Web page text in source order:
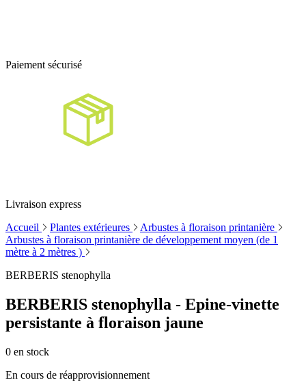
Paiement sécurisé
Livraison express
Accueil
Plantes extérieures
Arbustes à floraison printanière
Arbustes à floraison printanière de développement moyen (de 1
mètre à 2 mètres )
BERBERIS stenophylla
BERBERIS stenophylla - Epine-vinette
persistante à floraison jaune
0 en stock
En cours de réapprovisionnement